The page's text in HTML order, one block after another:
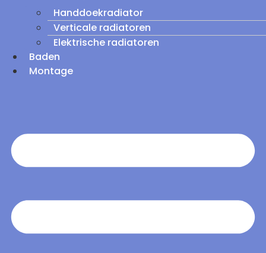
Handdoekradiator
Verticale radiatoren
Elektrische radiatoren
Baden
Montage